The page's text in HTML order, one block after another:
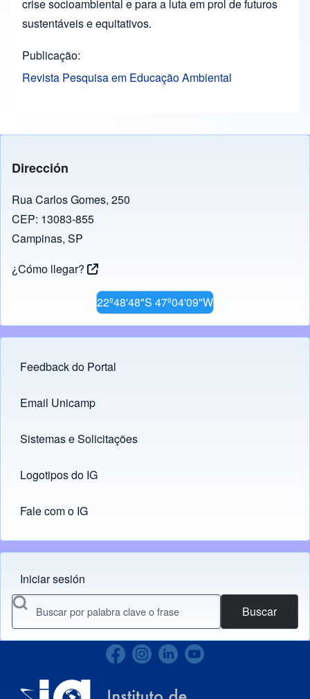
crise socioambiental e para a luta em prol de futuros
sustentáveis e equitativos.
Publicação
Revista Pesquisa em Educação Ambiental
Dirección
Rua Carlos Gomes, 250
CEP: 13083-855
Campinas, SP
¿Cómo llegar?
22º48'48"S 47º04'09"W
Footer menu
Feedback do Portal
Links
Email Unicamp
(opens in new tab)
Sistemas e Solicitações
(opens in new tab)
Logotipos do IG
(opens in new tab)
Fale com o IG
Menu do usuário
Iniciar sesión
Buscar